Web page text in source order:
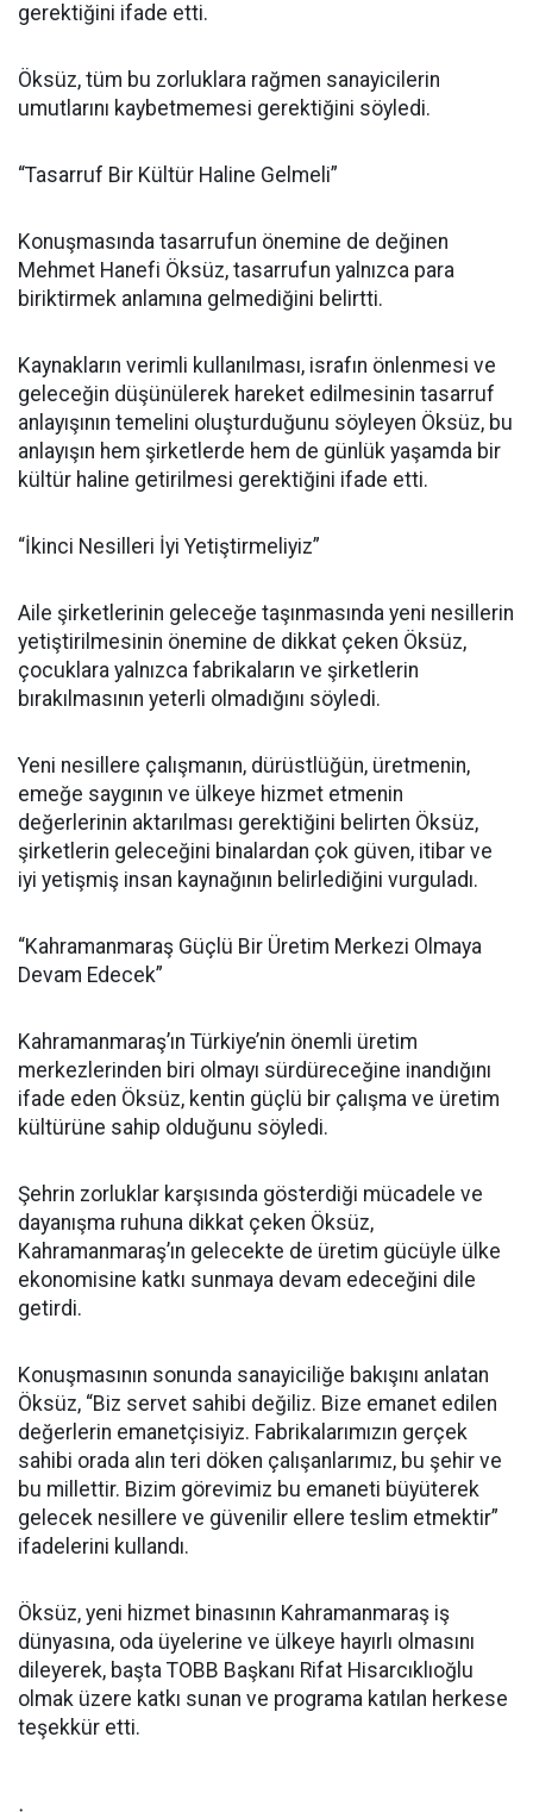
gerektiğini ifade etti.
Öksüz, tüm bu zorluklara rağmen sanayicilerin
umutlarını kaybetmemesi gerektiğini söyledi.
“Tasarruf Bir Kültür Haline Gelmeli”
Konuşmasında tasarrufun önemine de değinen
Mehmet Hanefi Öksüz, tasarrufun yalnızca para
biriktirmek anlamına gelmediğini belirtti.
Kaynakların verimli kullanılması, israfın önlenmesi ve
geleceğin düşünülerek hareket edilmesinin tasarruf
anlayışının temelini oluşturduğunu söyleyen Öksüz, bu
anlayışın hem şirketlerde hem de günlük yaşamda bir
kültür haline getirilmesi gerektiğini ifade etti.
“İkinci Nesilleri İyi Yetiştirmeliyiz”
Aile şirketlerinin geleceğe taşınmasında yeni nesillerin
yetiştirilmesinin önemine de dikkat çeken Öksüz,
çocuklara yalnızca fabrikaların ve şirketlerin
bırakılmasının yeterli olmadığını söyledi.
Yeni nesillere çalışmanın, dürüstlüğün, üretmenin,
emeğe saygının ve ülkeye hizmet etmenin
değerlerinin aktarılması gerektiğini belirten Öksüz,
şirketlerin geleceğini binalardan çok güven, itibar ve
iyi yetişmiş insan kaynağının belirlediğini vurguladı.
“Kahramanmaraş Güçlü Bir Üretim Merkezi Olmaya
Devam Edecek”
Kahramanmaraş’ın Türkiye’nin önemli üretim
merkezlerinden biri olmayı sürdüreceğine inandığını
ifade eden Öksüz, kentin güçlü bir çalışma ve üretim
kültürüne sahip olduğunu söyledi.
Şehrin zorluklar karşısında gösterdiği mücadele ve
dayanışma ruhuna dikkat çeken Öksüz,
Kahramanmaraş’ın gelecekte de üretim gücüyle ülke
ekonomisine katkı sunmaya devam edeceğini dile
getirdi.
Konuşmasının sonunda sanayiciliğe bakışını anlatan
Öksüz, “Biz servet sahibi değiliz. Bize emanet edilen
değerlerin emanetçisiyiz. Fabrikalarımızın gerçek
sahibi orada alın teri döken çalışanlarımız, bu şehir ve
bu millettir. Bizim görevimiz bu emaneti büyüterek
gelecek nesillere ve güvenilir ellere teslim etmektir”
ifadelerini kullandı.
Öksüz, yeni hizmet binasının Kahramanmaraş iş
dünyasına, oda üyelerine ve ülkeye hayırlı olmasını
dileyerek, başta TOBB Başkanı Rifat Hisarcıklıoğlu
olmak üzere katkı sunan ve programa katılan herkese
teşekkür etti.